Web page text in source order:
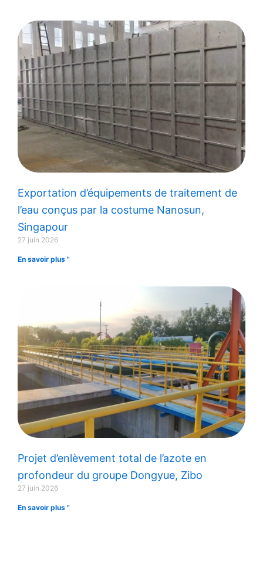
Exportation d’équipements de traitement de
l’eau conçus par la costume Nanosun,
Singapour
27 juin 2026
En savoir plus "
Projet d’enlèvement total de l’azote en
profondeur du groupe Dongyue, Zibo
27 juin 2026
En savoir plus "